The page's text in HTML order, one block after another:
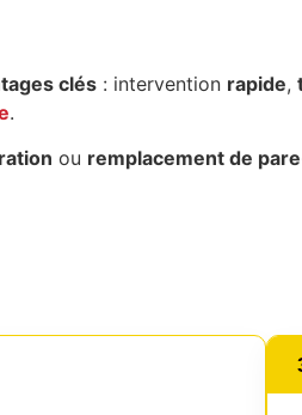
clés : intervention rapide,
.
ou remplacement de